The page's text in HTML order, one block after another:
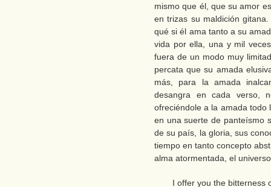
mismo que él, que su amor
en trizas su maldición
qué si él ama tanto a su
vida por ella, una y mil
fuera de un modo muy
percata que su amada
más, para la amada
desangra en cada verso,
ofreciéndole a la amada todo
en una suerte de panteísmo
de su país, la gloria, sus
tiempo en tanto concepto
alma atormentada, el
I offer you the bitterness